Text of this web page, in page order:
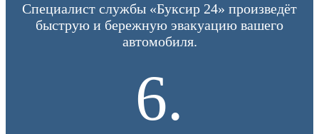
Специалист службы «Буксир 24» произведёт
быструю и бережную эвакуацию вашего
автомобиля.
6.